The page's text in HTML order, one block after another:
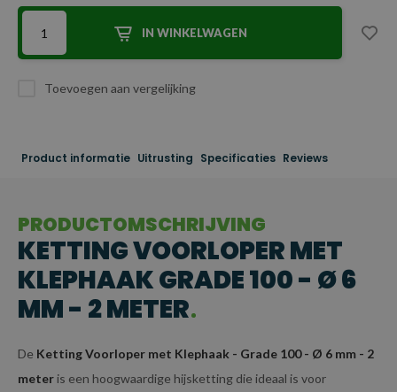
IN WINKELWAGEN
Toevoegen aan vergelijking
Product informatie Uitrusting Specificaties Reviews
PRODUCTOMSCHRIJVING
KETTING VOORLOPER MET
KLEPHAAK GRADE 100 - Ø 6
MM - 2 METER
De Ketting Voorloper met Klephaak - Grade 100 - Ø 6 mm - 2
meteris een hoogwaardige hijsketting die ideaal is voor